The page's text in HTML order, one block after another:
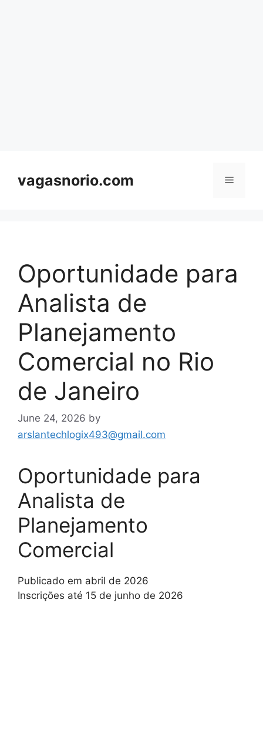
vagasnorio.com Menu
Oportunidade para
Analista de
Planejamento
Comercial no Rio
de Janeiro
June 24, 2026 by
arslantechlogix493@gmail.com
Oportunidade para
Analista de
Planejamento
Comercial
Publicado em abril de 2026
Inscrições até 15 de junho de 2026